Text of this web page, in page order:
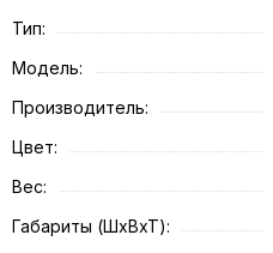
Тип:
Модель:
Производитель:
Цвет:
Вес:
Габариты (ШхВхТ):